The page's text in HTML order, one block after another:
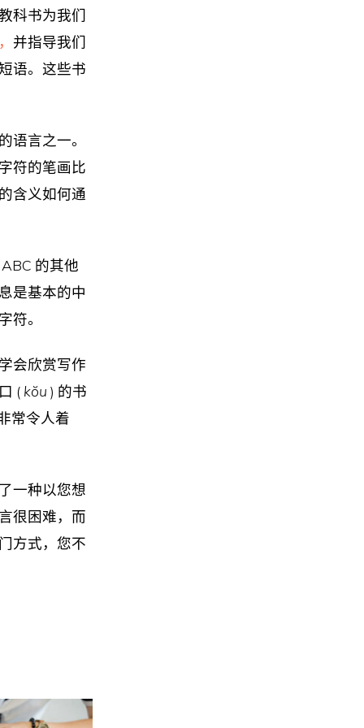
科书为我们
并指导我们
语。这些书
语言之一。
符的笔画比
含义如何通
的其他
是基本的中
符。
会欣赏写作
( kŏu ) 的书
常令人着
一种以您想
很困难，而
方式，您不